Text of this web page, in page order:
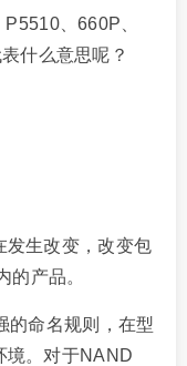
、660P、
什么意思呢？
发生改变，改变包
的产品。
的命名规则，在型
境。对于NAND